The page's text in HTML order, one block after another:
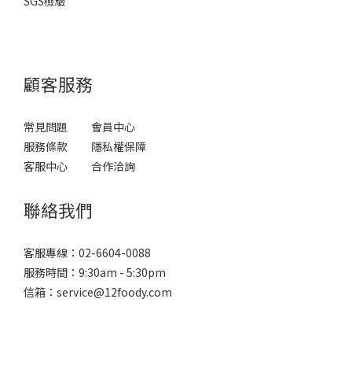
顧客服務
常見問題
會員中心
服務條款
隱私權保障
客服中心
合作洽詢
聯絡我們
客服專線： 02-6604-0088
服務時間：9:30am - 5:30pm
信箱： service@12foody.com